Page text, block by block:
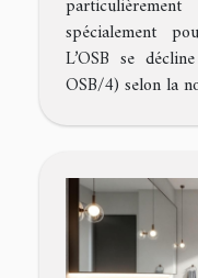
spécialement
L’OSB se
OSB/4) selon la